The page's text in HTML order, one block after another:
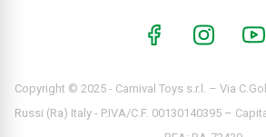
Copyright © 2025 - Carnival Toys s.r.l. – Via
Russi (Ra) Italy - P.IVA/C.F. 00130140395 –